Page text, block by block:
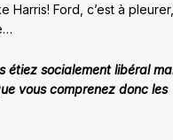
Harris! Ford, c’est à pleurer,
étiez socialement libéral
vous comprenez donc les